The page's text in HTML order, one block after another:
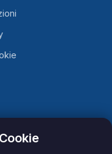
Canali, Gruppi e